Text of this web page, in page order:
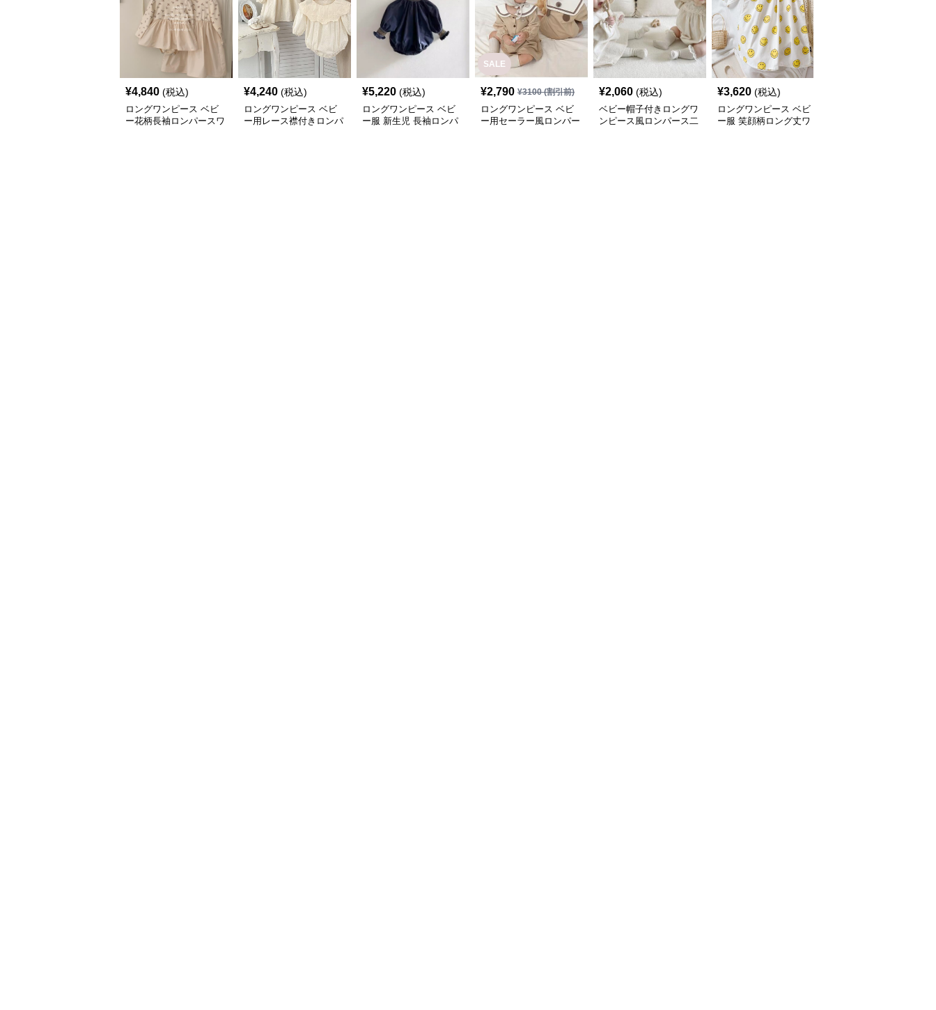
¥4,840 (税込)
ロングワンピース ベビ
ー花柄長袖ロンパースワ
¥4,240 (税込)
ロングワンピース ベビ
ー用レース襟付きロンパ
¥5,220 (税込)
ロングワンピース ベビ
ー服 新生児 長袖ロンパ
SALE
¥2,790 ¥3100(割引前)
ロングワンピース ベビ
ー用セーラー風ロンパー
¥2,060 (税込)
ベビー帽子付きロングワ
ンピース風ロンパース二
¥3,620 (税込)
ロングワンピース ベビ
ー服 笑顔柄ロング丈ワ